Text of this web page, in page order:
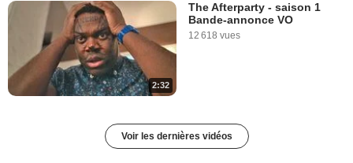
2:32
The Afterparty - saison 1
Bande-annonce VO
12 618 vues
Voir les dernières vidéos